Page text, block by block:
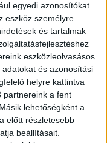
egyedi azonosítókat
eszköz személyre
és tartalmak
eszközleolvasásos
és azonosítási
helyre kattintva
partnereink a fent
lehetőségként a
előtt részletesebb
beállításait.
osztályon
budapesti
elkötelezett,
jobb
dolgoznak